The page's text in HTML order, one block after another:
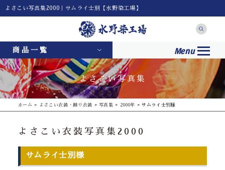
よさこい写真集2000｜サムライ士別【水野染工場】
商品一覧 Menu
よさこい写真集
ホーム » よさこい衣装・踊り衣装 » 写真集 » 2000年 » サムライ士別様
よさこい衣装写真集2000
サムライ士別様